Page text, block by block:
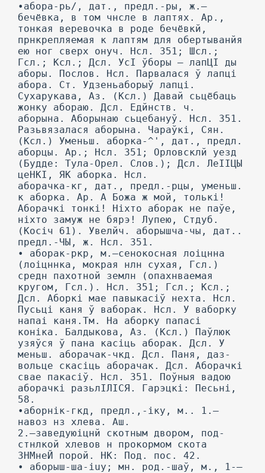
•абора-рь/, дат., предл.-ры, ж.—
бечёвка, в том чнсле в лаптях. Ар.,
тонкая веревочка в роде бечёвкй,
прнкрепляемая к лаптям для обертыванйя
ею ног сверх онуч. Нсл. 351; Шсл.;
Гсл.; Ксл.; Дсл. УсІ ўборы — лапЦІ ды
аборы. Послов. Нсл. Парвалася ў лапці
абора. Ст. Удзеньаборыў лапці.
Сухарукава, Аз. (Ксл.) Давай сьцёбаць
жонку абораю. Дсл. Едйнств. ч.
аборына. Аборынаю сьцебануў. Нсл. 351.
Разьвязалася аборына. Чараўкі, Сян.
(Ксл.) Уменьш. аборка-^', дат., предл.
аборцы. Ар.; Нсл. 351; Орловсклй уезд
(Будде: Тула-Орел. Слов.); Дсл. ЛеІІЦЫ
цеНКІ, ЯК аборка. Нсл.
аборачка-кг, дат., предл.-рцы, уменьш.
к аборка. Ар. А Божа ж мой, толькі!
Аборачкі тонкі! Ніхто аборак не паўе,
ніхто замуж не бярэ! Лупею, Стдуб.
(Косіч 61). Увелйч. аборышча-чы, дат..
предл.-ЧЫ, ж. Нсл. 351.
• аборак-ркр, м.—сенокосная лоіцнна
(лоіцннка, мокрая нлн сухая, Гсл.)
средн пахотной землн (опахнваемая
кругом, Гсл.). Нсл. 351; Гсл.; Ксл.;
Дсл. Аборкі мае павыкасіў нехта. Нсл.
Пусьці каня ў ваборак. Нсл. У ваборку
напаі каня.Тм. На аборку папасі
коніка. Балдыкова, Аз. (Ксл.) Паўлюк
узяўся ў пана касіць аборак. Дсл. У
меньш. аборачак-чкд. Дсл. Паня, даз-
вольце скасіць аборачак. Дсл. Аборачкі
свае пакасіў. Нсл. 351. Поўныя вадою
аборачкі разьлІЛІСЯ. Гарэцкі: Песьні,
58.
•аборнік-гкд, предл.,-іку, м.. 1.—
навоз нз хлева. Аш.
2.—заведуюіцнй скотным двором, под-
стнлкой хлевов н прокормом скота
ЗНМнеЙ порой. НК: Под. пос. 42.
• аборыш-ша-iuy; мн. род.-шаў, м., 1-—